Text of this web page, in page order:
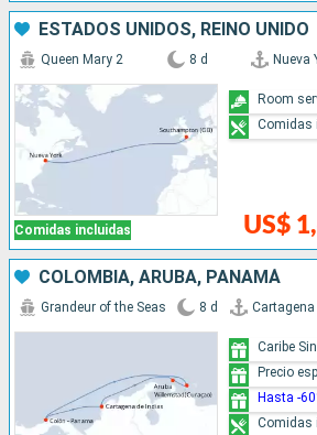
ESTADOS UNIDOS, REINO UNIDO
Comidas incluidas
Queen Mary 2 8 d Nueva
US$
Room
Comidas
COLOMBIA, ARUBA, PANAMÁ
Grandeur of the Seas 8 d
Caribe
Precio
Hasta -
Comidas